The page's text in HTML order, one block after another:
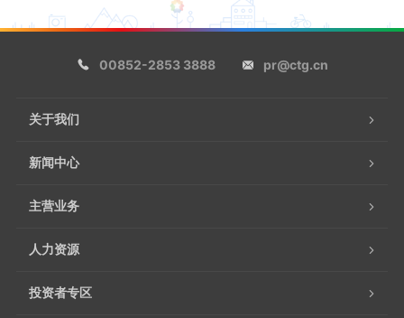
00852-2853 3888 pr@ctg.cn
关于我们
新闻中心
主营业务
人力资源
投资者专区